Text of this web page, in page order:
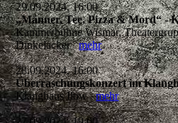
29.09.2024, 16:00
„Männer, Tee, Pizza & Mord“ -
Kammerbühne Wismar,
Dinkelackermehr
28.09.2024, 16:00
Überraschungskonzert im
Klanghaus Ilowmehr